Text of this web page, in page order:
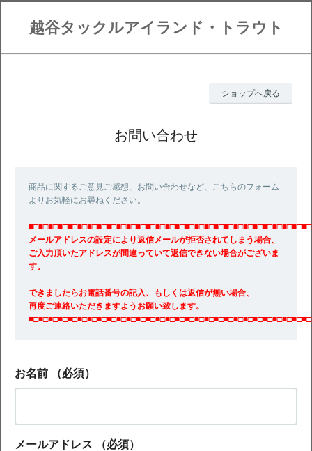
越谷タックルアイランド・トラウト
ショップへ戻る
お問い合わせ
商品に関するご意見ご感想、お問い合わせなど、こちらのフォーム
よりお気軽にお尋ねください。
■□■□■□■□■□■□■□■□■□■□■□■□■□■□■□■□■□■□■□■□■□■□■□■□■□■□■□■□■□
メールアドレスの設定により返信メールが拒否されてしまう場合、
ご入力頂いたアドレスが間違っていて返信できない場合がございま
す。
できましたらお電話番号の記入、もしくは返信が無い場合、
再度ご連絡いただきますようお願い致します。
■□■□■□■□■□■□■□■□■□■□■□■□■□■□■□■□■□■□■□■□■□■□■□■□■□■□■□■□■□
お名前 （必須）
メールアドレス （必須）